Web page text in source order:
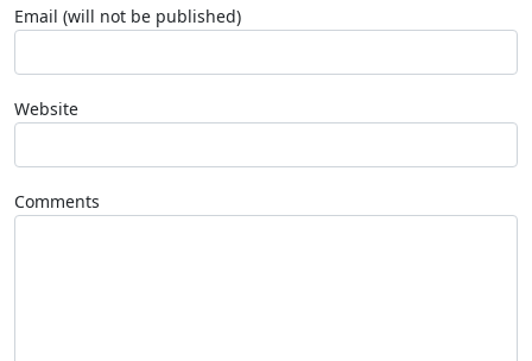
Email (will not be published)
Website
Comments